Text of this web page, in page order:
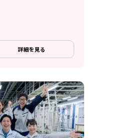
詳細を見る